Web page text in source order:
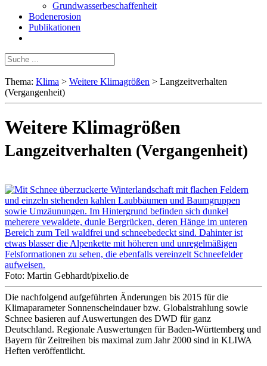
Grundwasserbeschaffenheit
Bodenerosion
Publikationen
Thema: Klima > Weitere Klimagrößen > Langzeitverhalten
(Vergangenheit)
Weitere Klimagrößen
Langzeitverhalten (Vergangenheit)
Foto: Martin Gebhardt/pixelio.de
Die nachfolgend aufgeführten Änderungen bis 2015 für die
Klimaparameter Sonnenscheindauer bzw. Globalstrahlung sowie
Schnee basieren auf Auswertungen des DWD für ganz
Deutschland. Regionale Auswertungen für Baden-Württemberg und
Bayern für Zeitreihen bis maximal zum Jahr 2000 sind in KLIWA
Heften veröffentlicht.